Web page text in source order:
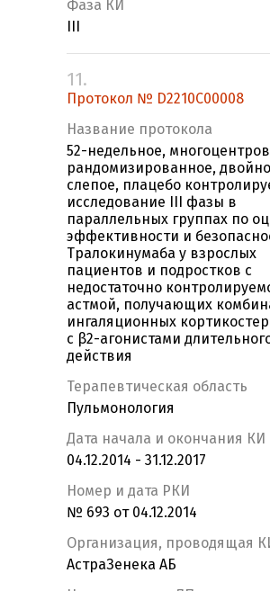
Фаза КИ
11.
Протокол № D2210C00008
Название протокола
52-недельное,
рандомизированное,
слепое, плацебо
исследование III фазы в
параллельных группах по
эффективности и
Тралокинумаба у взрослых
пациентов и подростков с
недостаточно
астмой, получающих
ингаляционных
с β2-агонистами
действия
Терапевтическая область
Пульмонология
Дата начала и окончания КИ
04.12.2014 - 31.12.2017
Номер и дата РКИ
№ 693 от 04.12.2014
Организация, проводящая
АстраЗенека АБ